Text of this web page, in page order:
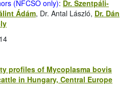
(NFCSO only): Dr. Szentpáli-
Ádám, Dr. Antal László, Dr. Dán
profiles of Mycoplasma bovis
in Hungary, Central Europe